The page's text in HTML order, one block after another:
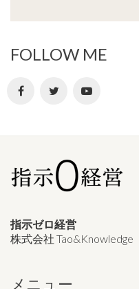
FOLLOW ME
指示ゼロ経営
株式会社 Tao&Knowledge
メニュー